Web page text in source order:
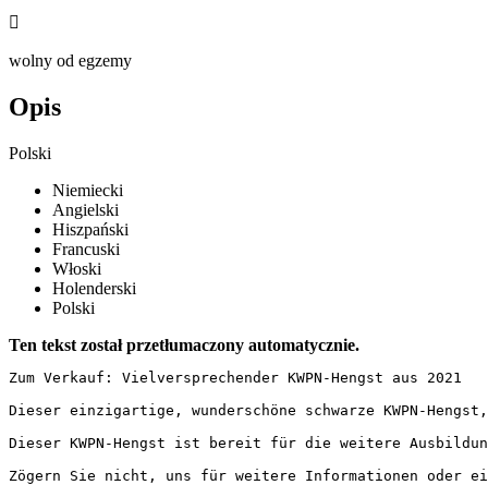

wolny od egzemy
Opis
Polski
Niemiecki
Angielski
Hiszpański
Francuski
Włoski
Holenderski
Polski
Ten tekst został przetłumaczony automatycznie.
Zum Verkauf: Vielversprechender KWPN-Hengst aus 2021
Dieser einzigartige, wunderschöne schwarze KWPN-
Dieser KWPN-Hengst ist bereit für die weitere
Zögern Sie nicht, uns für weitere Informationen oder